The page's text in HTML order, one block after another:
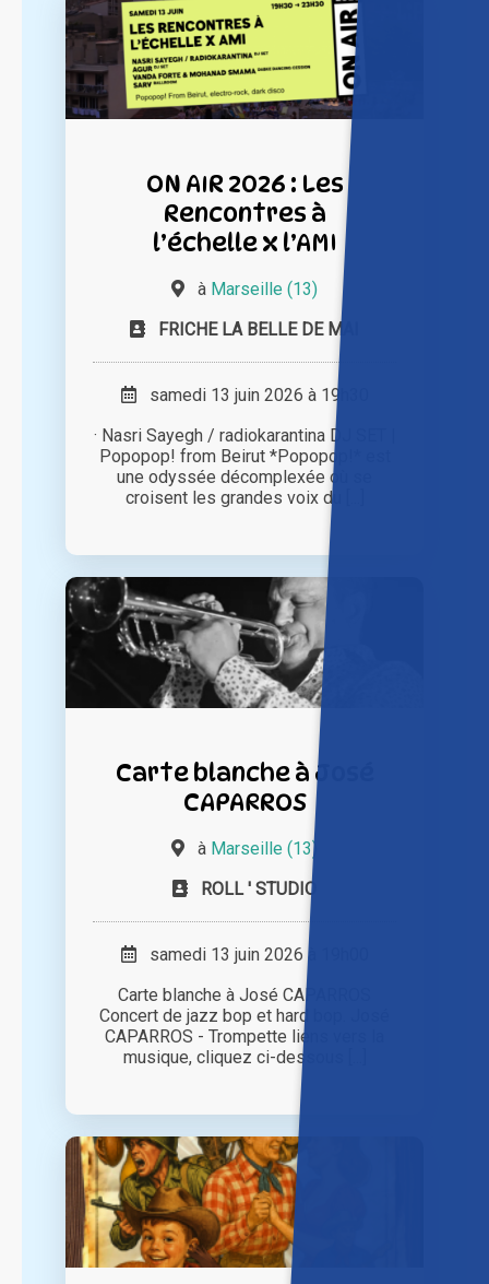
ON AIR 2026 : Les
Rencontres à
l’échelle x l’AMI
à Marseille (13)
FRICHE LA BELLE DE MAI
samedi 13 juin 2026 à 19h30
· Nasri Sayegh / radiokarantina DJ SET |
Popopop! from Beirut *Popopop!* est
une odyssée décomplexée où se
croisent les grandes voix du [...]
Carte blanche à José
CAPARROS
à Marseille (13)
ROLL ' STUDIO
samedi 13 juin 2026 à 19h00
Carte blanche à José CAPARROS
Concert de jazz bop et hard bop. José
CAPARROS - Trompette liens vers la
musique, cliquez ci-dessous [...]